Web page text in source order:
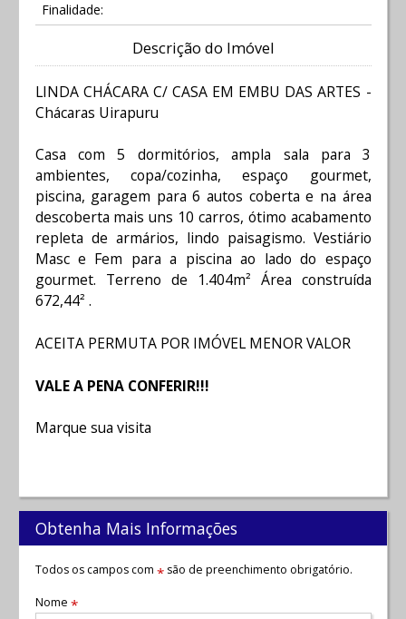
Finalidade:
Descrição do Imóvel
LINDA CHÁCARA C/ CASA EM EMBU DAS ARTES -
Chácaras Uirapuru
Casa com 5 dormitórios, ampla sala para 3
ambientes, copa/cozinha, espaço gourmet,
piscina, garagem para 6 autos coberta e na área
descoberta mais uns 10 carros, ótimo acabamento
repleta de armários, lindo paisagismo. Vestiário
Masc e Fem para a piscina ao lado do espaço
gourmet. Terreno de 1.404m² Área construída
672,44² .
ACEITA PERMUTA POR IMÓVEL MENOR VALOR
VALE A PENA CONFERIR!!!
Marque sua visita
Obtenha Mais Informações
Todos os campos com *são de preenchimento obrigatório.
Nome *